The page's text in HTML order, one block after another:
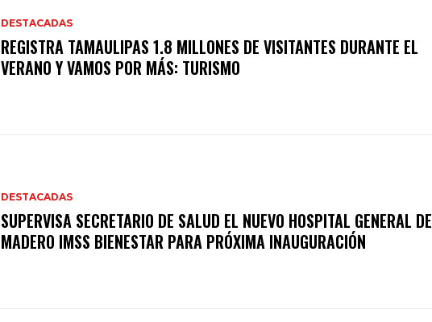
DESTACADAS
REGISTRA TAMAULIPAS 1.8 MILLONES DE VISITANTES DURANTE EL
VERANO Y VAMOS POR MÁS: TURISMO
DESTACADAS
SUPERVISA SECRETARIO DE SALUD EL NUEVO HOSPITAL GENERAL DE
MADERO IMSS BIENESTAR PARA PRÓXIMA INAUGURACIÓN